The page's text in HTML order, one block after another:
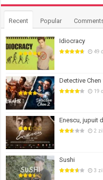
Recent Popular
Idiocracy
49
Detective Chen
19
Enescu, jupuit
2
Sushi
3